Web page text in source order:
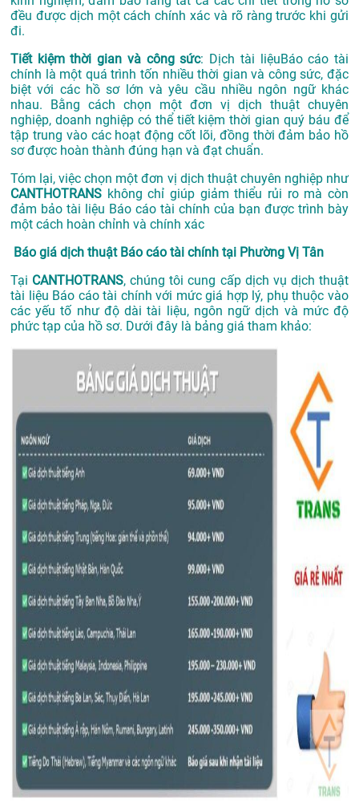
đều được dịch một cách chính xác và rõ ràng trước khi gửi
đi.
Tiết kiệm thời gian và công sức: Dịch tài liệuBáo cáo tài
chính là một quá trình tốn nhiều thời gian và công sức, đặc
biệt với các hồ sơ lớn và yêu cầu nhiều ngôn ngữ khác
nhau. Bằng cách chọn một đơn vị dịch thuật chuyên
nghiệp, doanh nghiệp có thể tiết kiệm thời gian quý báu để
tập trung vào các hoạt động cốt lõi, đồng thời đảm bảo hồ
sơ được hoàn thành đúng hạn và đạt chuẩn.
Tóm lại, việc chọn một đơn vị dịch thuật chuyên nghiệp như
CANTHOTRANS không chỉ giúp giảm thiểu rủi ro mà còn
đảm bảo tài liệu Báo cáo tài chính của bạn được trình bày
một cách hoàn chỉnh và chính xác
Báo giá dịch thuật Báo cáo tài chính tại Phường Vị Tân
Tại CANTHOTRANS, chúng tôi cung cấp dịch vụ dịch thuật
tài liệu Báo cáo tài chính với mức giá hợp lý, phụ thuộc vào
các yếu tố như độ dài tài liệu, ngôn ngữ dịch và mức độ
phức tạp của hồ sơ. Dưới đây là bảng giá tham khảo: